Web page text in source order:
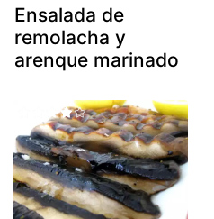
Ensalada de
remolacha y
arenque marinado